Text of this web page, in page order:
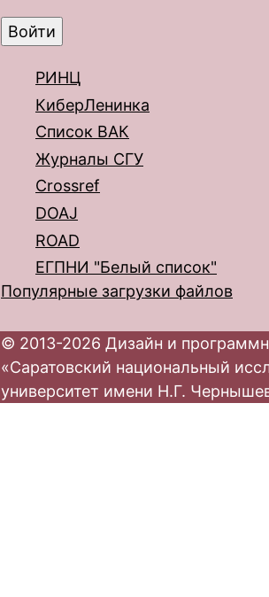
РИНЦ
КиберЛенинка
Список ВАК
Журналы СГУ
Crossref
DOAJ
ROAD
ЕГПНИ "Белый список"
Популярные загрузки файлов
© 2013-2026 Дизайн и
«Саратовский национальный
университет имени Н.Г.